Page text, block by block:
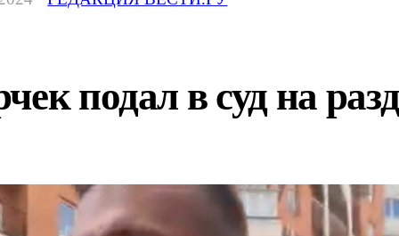
подал в суд на